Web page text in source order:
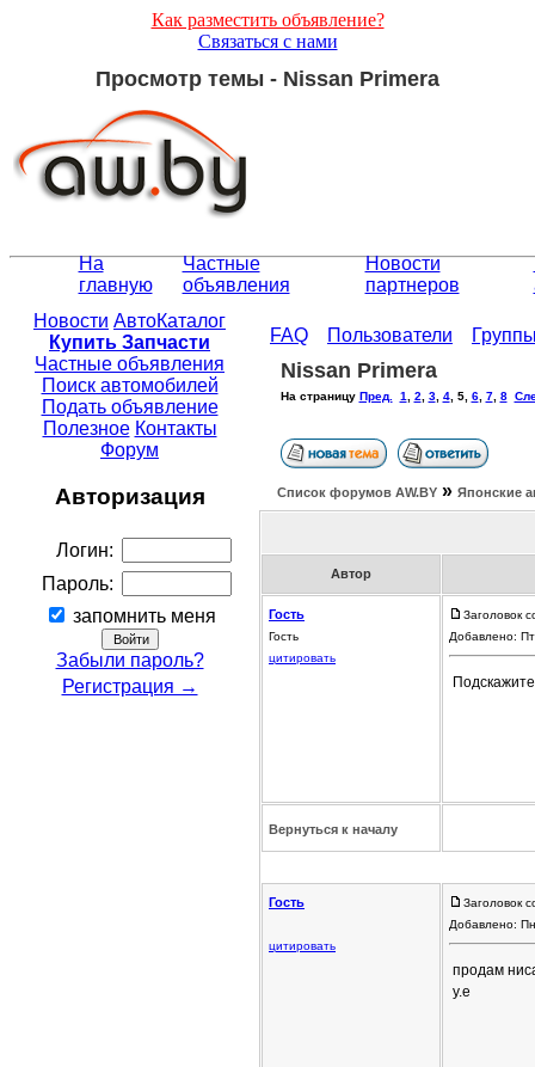
Как разместить объявление?
Связаться с нами
Просмотр темы - Nissan Primera
На
главную
Частные
объявления
Новости
партнеров
Новости АвтоКаталог
Купить Запчасти
Частные объявления
Поиск автомобилей
Подать объявление
Полезное Контакты
Форум
Авторизация
Логин:
Пароль:
запомнить меня
Забыли пароль?
Регистрация →
FAQ Пользователи
Nissan Primera
На страницу Пред. 1 2 3, 4, 5, 6, 7, 8
Список форумов АW.BY » Японские
Автор
Гость
Гость
цитировать
Заголовок
Добавлено:
Вернуться к началу
Гость
цитировать
Заголовок
Добавлено:
продам
у.е